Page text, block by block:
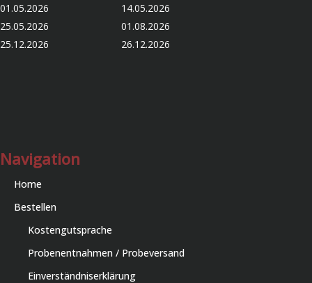
01.05.2026 14.05.2026
25.05.2026 01.08.2026
25.12.2026 26.12.2026
Navigation
Home
Bestellen
Kostengutsprache
Probenentnahmen / Probeversand
Einverständniserklärung